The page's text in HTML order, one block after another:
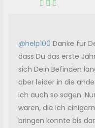
@help100 Danke für
dass Du das erste
sich Dein Befinden
aber leider in die
ich auch so sagen.
waren, die ich
bringen konnte bis